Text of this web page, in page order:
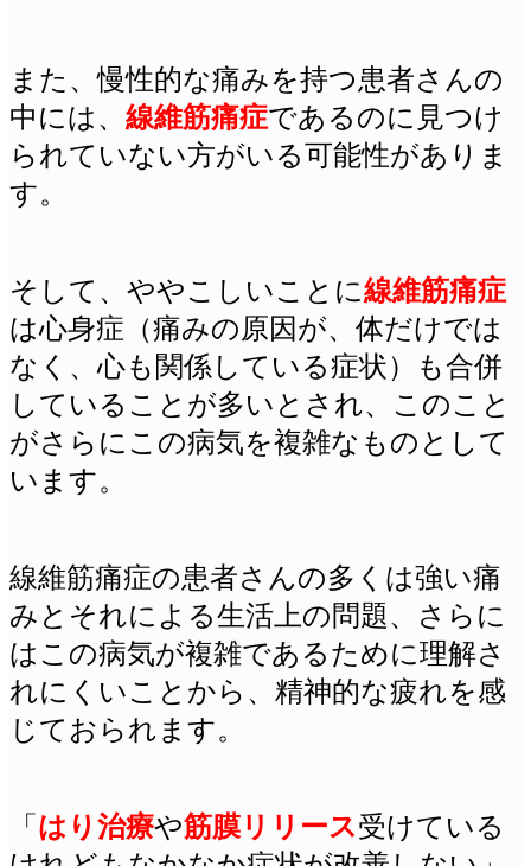
また、慢性的な痛みを持つ患者さんの
中には、 線維筋痛症であるのに見つけ
られていない方がいる可能性がありま
す。
そして、ややこしいことに線維筋痛症
は心身症（痛みの原因が、体だけでは
なく、心も関係している症状）も合併
していることが多いとされ、このこと
がさらにこの病気を複雑なものとして
います。
線維筋痛症の患者さんの多くは強い痛
みとそれによる生活上の問題、さらに
はこの病気が複雑であるために理解さ
れにくいことから、精神的な疲れを感
じておられます。
「 はり治療や筋膜リリース受けている